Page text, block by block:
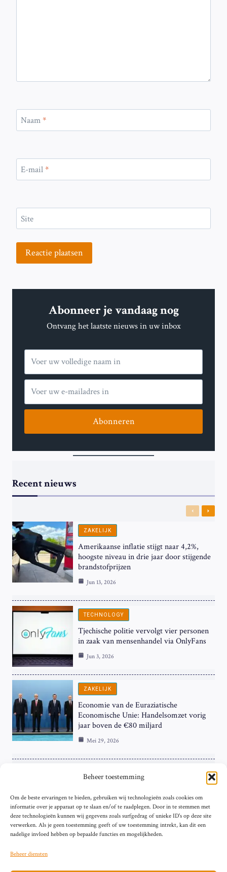
Beheer toestemming
Om de beste ervaringen te bieden, gebruiken wij technologieën zoals cookies om
informatie over je apparaat op te slaan en/of te raadplegen. Door in te stemmen met
deze technologieën kunnen wij gegevens zoals surfgedrag of unieke ID's op deze site
verwerken. Als je geen toestemming geeft of uw toestemming intrekt, kan dit een
nadelige invloed hebben op bepaalde functies en mogelijkheden.
Beheer diensten
Naam*
E-mail*
Site
Abonneer je vandaag nog
Ontvang het laatste nieuws in uw inbox
Abonneren
Recent nieuws
Previous
Next
ZAKELIJK
Amerikaanse inflatie stijgt naar 4,2%,
hoogste niveau in drie jaar door stijgende
brandstofprijzen
Jun 13, 2026
TECHNOLOGY
Tjechische politie vervolgt vier personen
in zaak van mensenhandel via OnlyFans
Jun 3, 2026
ZAKELIJK
Economie van de Euraziatische
Economische Unie: Handelsomzet vorig
jaar boven de €80 miljard
Mei 29, 2026
ZAKELIJK
Hardnekkige Inflatie bij de ‘Grote Vier’
van de Eurozone
Mei 29, 2026